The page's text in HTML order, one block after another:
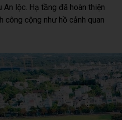
lộc. Hạ tầng đã hoàn thiện
công cộng như hồ cảnh quan